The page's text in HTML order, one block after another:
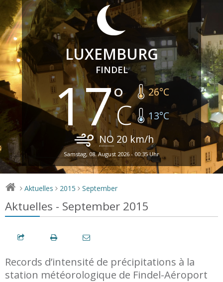
LUXEMBURG
FINDEL
17 26°C
13°C
NO 20 km/h
Samstag, 08. August 2026 - 00:35 Uhr
> Aktuelles > 2015 > September
Aktuelles - September 2015
Records d’intensité de précipitations à la
station météorologique de Findel-Aéroport